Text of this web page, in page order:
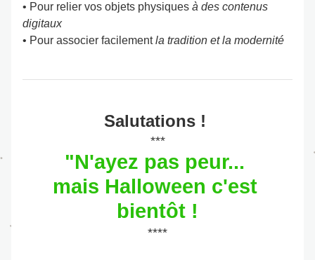
• Pour relier vos objets physiques à des contenus
digitaux
• Pour associer facilement la tradition et la modernité
Salutations !
***
"N'ayez pas peur...
mais Halloween c'est
bientôt !
****